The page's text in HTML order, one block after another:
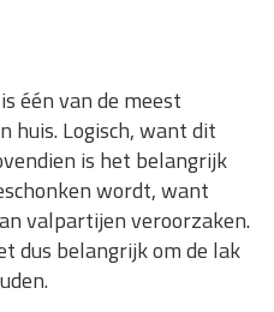
één van de meest
huis. Logisch, want dit
is het belangrijk
wordt, want
valpartijen veroorzaken.
dus belangrijk om de lak